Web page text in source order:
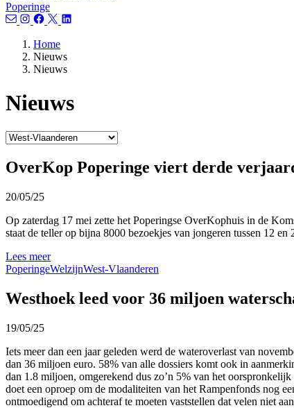
Poperinge
Home
Nieuws
Nieuws
Nieuws
OverKop Poperinge viert derde
20/05/25
Op zaterdag 17 mei zette het Poperingse OverKophuis in de
staat de teller op bijna 8000 bezoekjes van jongeren tussen 12 en
Lees meer
PoperingeWelzijnWest-Vlaanderen
Westhoek leed voor 36 miljoen
19/05/25
Iets meer dan een jaar geleden werd de wateroverlast van
dan 36 miljoen euro. 58% van alle dossiers komt ook in
dan 1.8 miljoen, omgerekend dus zo’n 5% van het
doet een oproep om de modaliteiten van het Rampenfonds nog
ontmoedigend om achteraf te moeten vaststellen dat velen niet